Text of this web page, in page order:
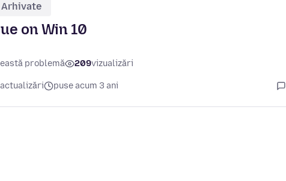
Arhivate
on Win 10
problemă 209vizualizări
puse acum 3 ani